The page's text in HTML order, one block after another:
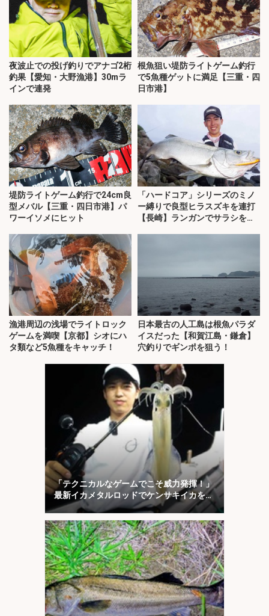
夜波止での投げ釣りでアナゴ2桁
釣果【愛知・大野漁港】30mラ
インで連発
根魚狙い堤防ライトゲーム釣行
で5魚種ゲットに満足【三重・四
日市港】
堤防ライトゲーム釣行で24cm良
型メバル【三重・四日市港】パ
ワーイソメにヒット
「ハードコア」シリーズのミノ
ー縛りで良型ヒラスズキを連打
【長崎】ランガンでサラシを攻
漁港周辺の浅場でライトロック
ゲームを満喫【京都】シオにハ
タ類など5魚種をキャッチ！
日本最古の人工島は根魚パラダ
イスだった【和賀江島・鎌倉】
穴釣りでギンポを狙う！
「テクニカルなゲームでこそ威力発揮！」
最新イカメタルロッドでケンサキイカを攻
略【福井】